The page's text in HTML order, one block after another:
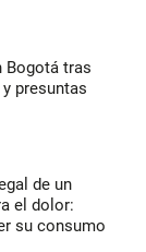
Bogotá tras
presuntas
de un
el dolor:
su consumo